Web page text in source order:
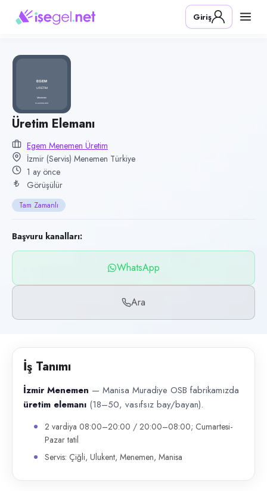
Pozisyon
Üretim Elemanı
Egem Menemen Üretim
Kategori
Üretim & İmalat
Konum
Menemen, İzmir (servis)
Çalışma şekli
Tam Zamanlı
Yayın tarihi
1 Temmuz 2026
Son geçerlilik
29 Eylül 2026
WhatsApp, Telefon
İlan açıklaması
Giriş
Üretim Elemanı
Egem Menemen Üretim
İzmir (Servis) Menemen Türkiye
1 ay önce
Görüşülür
Tam Zamanlı
Başvuru kanalları:
WhatsApp
Ara
İş Tanımı
İzmir Menemen — Manisa Muradiye OSB fabrikamızda
üretim elemanı (18–50, vasıfsız bay/bayan).
2 vardiya 08:00–20:00 / 20:00–08:00; Cumartesi-
Pazar tatil
Servis: Çiğli, Ulukent, Menemen, Manisa